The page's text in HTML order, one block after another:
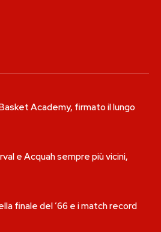
Academy, firmato il lungo
e Acquah sempre più vicini,
finale del ’66 e i match record